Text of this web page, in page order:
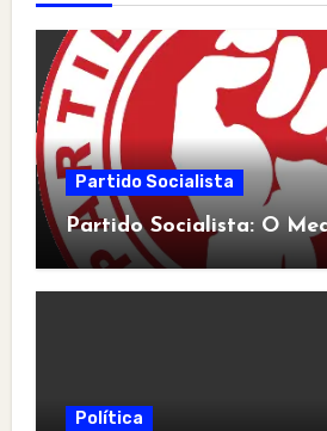
Partido Socialista
Partido Socialista: O
Política